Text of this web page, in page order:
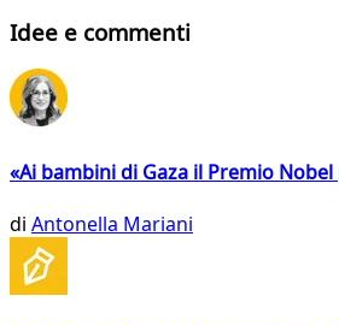
Idee e commenti
«Ai bambini di Gaza il Premio Nobel
di Antonella Mariani